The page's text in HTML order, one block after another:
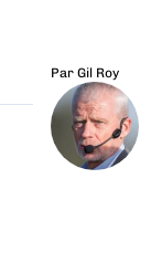
Par Gil Roy